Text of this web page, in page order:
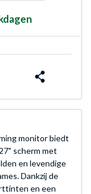
monitor biedt
scherm met
en levendige
Dankzij de
en een